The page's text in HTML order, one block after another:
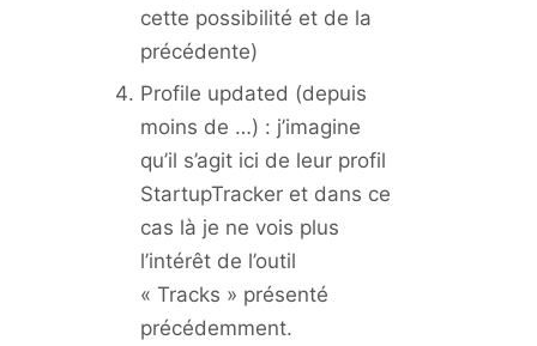
cette possibilité et de la
précédente)
Profile updated (depuis
moins de …) : j’imagine
qu’il s’agit ici de leur profil
StartupTracker et dans ce
cas là je ne vois plus
l’intérêt de l’outil
« Tracks » présenté
précédemment.